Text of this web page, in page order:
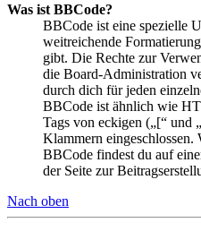
Was ist BBCode?
BBCode ist eine spezielle
weitreichende
gibt. Die Rechte zur
die Board-Administration
durch dich für jeden
BBCode ist ähnlich wie
Tags von eckigen („[“ und
Klammern eingeschlossen.
BBCode findest du auf
der Seite zur
Nach oben